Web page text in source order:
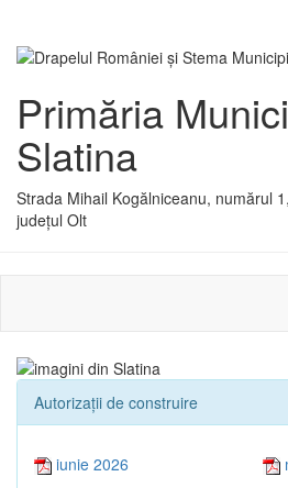
Primăria
Slatina
Strada Mihail Kogălniceanu, numărul
județul Olt
Autorizaţii de construire
iunie 2026